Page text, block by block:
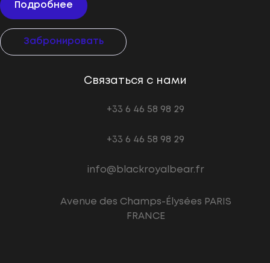
Подробнее
Забронировать
Связаться с нами
+33 6 46 58 98 29
+33 6 46 58 98 29
info@blackroyalbear.fr
Avenue des Champs-Élysées PARIS
FRANCE